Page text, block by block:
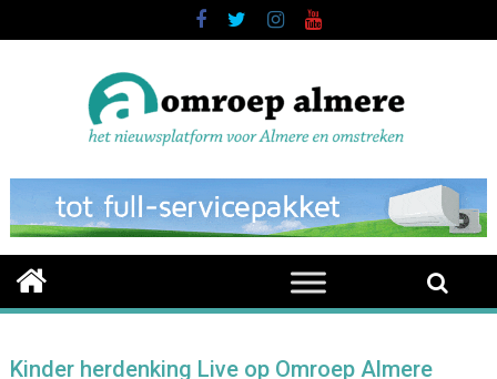
to
Kinder herdenking Live op Omroep Almere